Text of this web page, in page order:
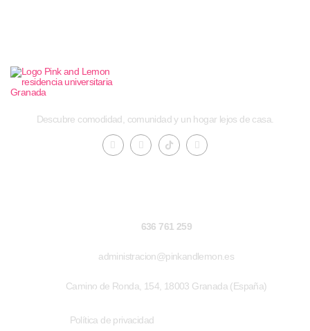
Descubre comodidad, comunidad y un hogar lejos de casa.
636 761 259
administracion@pinkandlemon.es
Camino de Ronda, 154, 18003 Granada (España)
Enlaces de interés
Política de privacidad